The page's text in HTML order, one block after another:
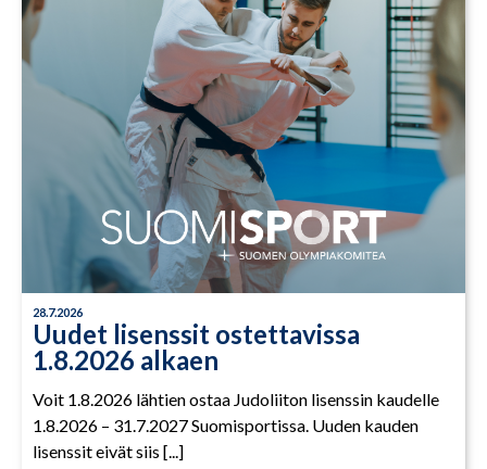
28.7.2026
Uudet lisenssit ostettavissa
1.8.2026 alkaen
Voit 1.8.2026 lähtien ostaa Judoliiton lisenssin kaudelle
1.8.2026 – 31.7.2027 Suomisportissa. Uuden kauden
lisenssit eivät siis [...]